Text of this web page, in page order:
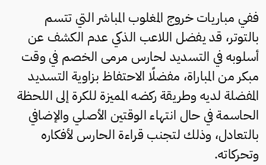
ففي مباريات خروج المغلوب المباشر التي تتسم
بالتوتر، قد يفضل اللاعب الذكي عدم الكشف عن
أسلوبه في التسديد لحارس مرمى الخصم في وقت
مبكر من المباراة، مفضلًا الاحتفاظ بزاوية التسديد
المفضلة لديه وطريقة ركضه المميزة للكرة إلى اللحظة
الحاسمة في حال انتهاء الوقتين الأصلي والإضافي
بالتعادل، وذلك لتجنب قراءة الحارس لأفكاره
وتحركاته.